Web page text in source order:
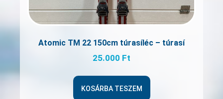
Atomic TM 22 150cm túrasíléc – túrasí
25.000 Ft
KOSÁRBA TESZEM